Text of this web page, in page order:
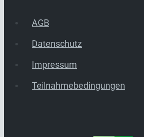
AGB
Datenschutz
Impressum
Teilnahmebedingungen